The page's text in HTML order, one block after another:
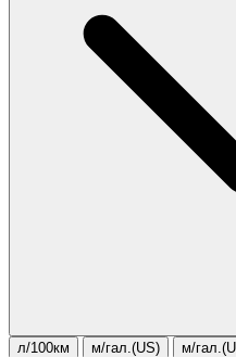
л/100км м/гал.(US) м/